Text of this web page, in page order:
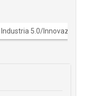
Industria 5.0/Innovazione in